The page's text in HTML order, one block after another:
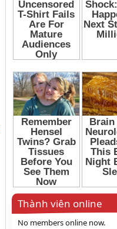
Thành viên online
No members online now.